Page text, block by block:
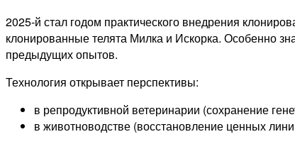
2025‑й стал годом практического внедрения
клонированные телята Милка и Искорка. Особенно
предыдущих опытов.
Технология открывает перспективы:
в репродуктивной ветеринарии (сохранение
в животноводстве (восстановление ценных